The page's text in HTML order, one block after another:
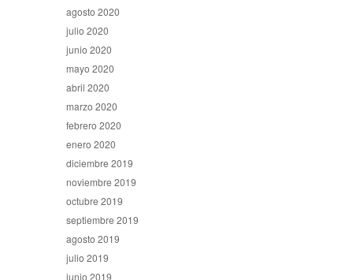
agosto 2020
julio 2020
junio 2020
mayo 2020
abril 2020
marzo 2020
febrero 2020
enero 2020
diciembre 2019
noviembre 2019
octubre 2019
septiembre 2019
agosto 2019
julio 2019
junio 2019